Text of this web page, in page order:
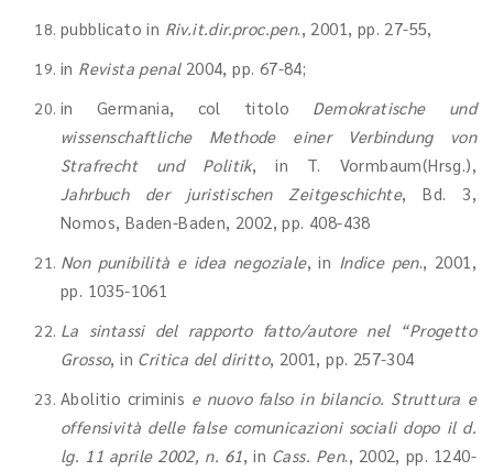
pubblicato in Riv.it.dir.proc.pen., 2001, pp. 27-55,
in Revista penal2004, pp. 67-84;
in Germania, col titolo Demokratische und
wissenschaftliche Methode einer Verbindung von
Strafrecht und Politik, in T. Vormbaum(Hrsg.),
Jahrbuch der juristischen Zeitgeschichte, Bd. 3,
Nomos, Baden-Baden, 2002, pp. 408-438
Non punibilità e idea negoziale, in Indice pen., 2001,
pp. 1035-1061
La sintassi del rapporto fatto/autore nel “Progetto
Grosso, in Critica del diritto, 2001, pp. 257-304
Abolitio criminis e nuovo falso in bilancio. Struttura e
offensività delle false comunicazioni sociali dopo il d.
lg. 11 aprile 2002, n. 61, in Cass. Pen., 2002, pp. 1240-